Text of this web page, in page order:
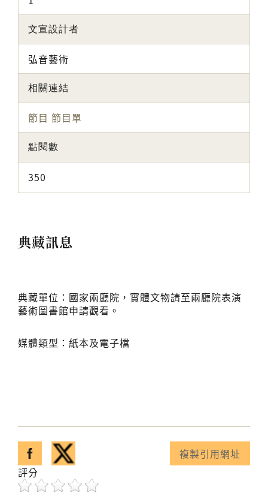
文宣設計者
弘音藝術
相關連結
節目 節目單
點閱數
350
典藏訊息
典藏單位：國家兩廳院，實體文物請至兩廳院表演
藝術圖書館申請觀看。
媒體類型：紙本及電子檔
分享至facebook
分享至twitter
複製引用網址
已複製引用網址！
評分